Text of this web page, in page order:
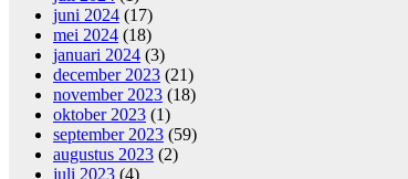
juni 2024 (17)
mei 2024 (18)
januari 2024 (3)
december 2023 (21)
november 2023 (18)
oktober 2023 (1)
september 2023 (59)
augustus 2023 (2)
juli 2023 (4)